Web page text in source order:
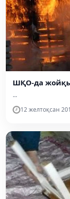
ШҚО-да
...
12 желтоқсан